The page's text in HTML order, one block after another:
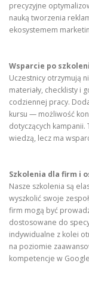
precyzyjne
nauką tworzenia
ekosystemem
Wsparcie po
Uczestnicy otrzymują
materiały, checklisty i
codziennej pracy.
kursu — możliwość
dotyczących
wiedzą, lecz ma
Szkolenia dla firm i
Nasze szkolenia są
wyszkolić swoje
firm mogą być
dostosowane do
indywidualne z kolei
na poziomie
kompetencje w